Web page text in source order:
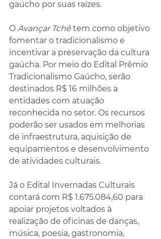
gaúcho por suas raízes.
O Avançar Tchê tem como objetivo
fomentar o tradicionalismo e
incentivar a preservação da cultura
gaúcha. Por meio do Edital Prêmio
Tradicionalismo Gaúcho, serão
destinados R$ 16 milhões a
entidades com atuação
reconhecida no setor. Os recursos
poderão ser usados em melhorias
de infraestrutura, aquisição de
equipamentos e desenvolvimento
de atividades culturais.
Já o Edital Invernadas Culturais
contará com R$ 1.675.084,60 para
apoiar projetos voltados à
realização de oficinas de danças,
música, poesia, gastronomia,